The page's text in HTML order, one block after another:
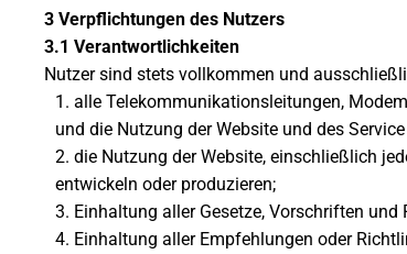
3 Verpflichtungen des Nutzers
3.1 Verantwortlichkeiten
Nutzer sind stets vollkommen und
alle Telekommunikationsleitungen,
und die Nutzung der Website und des
die Nutzung der Website, einschließlich
entwickeln oder produzieren;
Einhaltung aller Gesetze, Vorschriften
Einhaltung aller Empfehlungen oder